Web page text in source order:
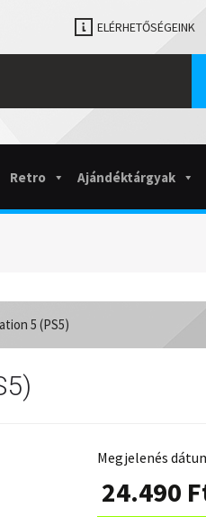
ELÉRHETŐSÉGEINK
Retro Ajándéktárgyak
5 (PS5)
Megjelenés
24.490